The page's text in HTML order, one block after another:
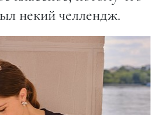
некий челлендж.